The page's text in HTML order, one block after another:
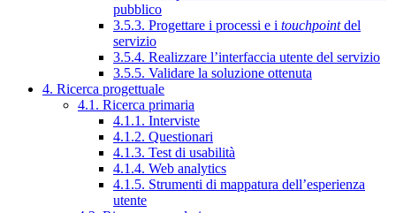
pubblico
3.5.3. Progettare i processi e i touchpointdel
servizio
3.5.4. Realizzare l’interfaccia utente del servizio
3.5.5. Validare la soluzione ottenuta
4. Ricerca progettuale
4.1. Ricerca primaria
4.1.1. Interviste
4.1.2. Questionari
4.1.3. Test di usabilità
4.1.4. Web analytics
4.1.5. Strumenti di mappatura dell’esperienza
utente